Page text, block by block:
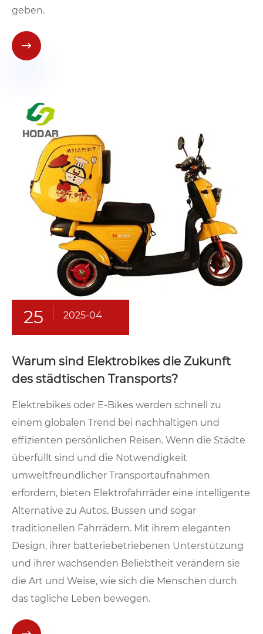
geben.

25 2025-04
Warum sind Elektrobikes die Zukunft
des städtischen Transports?
Elektrebikes oder E-Bikes werden schnell zu
einem globalen Trend bei nachhaltigen und
effizienten persönlichen Reisen. Wenn die Städte
überfüllt sind und die Notwendigkeit
umweltfreundlicher Transportaufnahmen
erfordern, bieten Elektrofahrräder eine intelligente
Alternative zu Autos, Bussen und sogar
traditionellen Fahrrädern. Mit ihrem eleganten
Design, ihrer batteriebetriebenen Unterstützung
und ihrer wachsenden Beliebtheit verändern sie
die Art und Weise, wie sich die Menschen durch
das tägliche Leben bewegen.